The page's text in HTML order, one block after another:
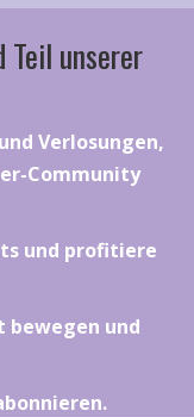
Teil unserer
Verlosungen,
Community
und profitiere
bewegen und